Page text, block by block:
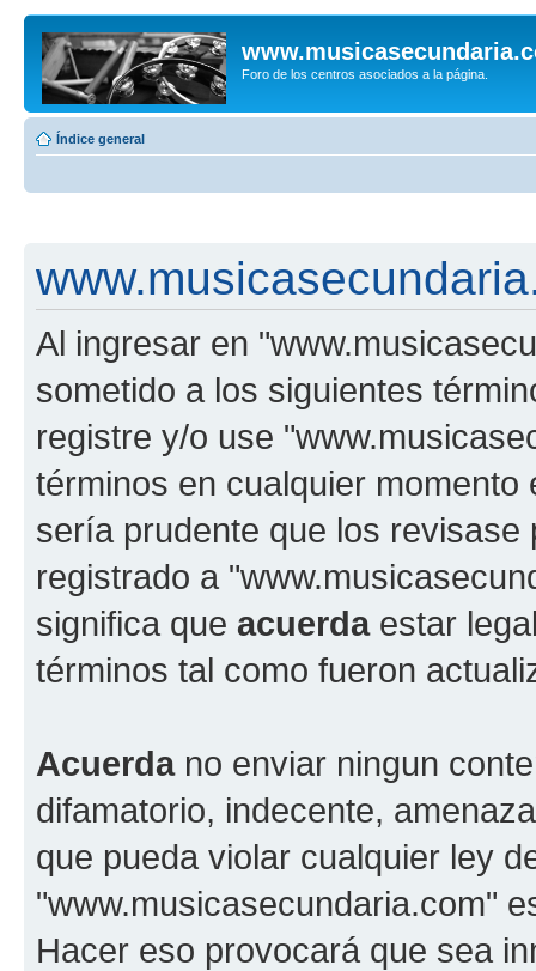
Foro de los centros asociados a la página.
Índice general
Al ingresar en
sometido a los siguientes
registre y/o use
términos en cualquier
sería prudente que los
registrado a
significa que acuerdaestar
términos tal como fueron
Acuerdano enviar ningun
difamatorio, indecente,
que pueda violar cualquier ley
"www.musicasecundaria.com"
Hacer eso provocará que sea